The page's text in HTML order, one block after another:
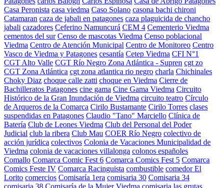
Casa Peronista casa viedma Caso Solano casona bachi chironi
Catamaran caza de jabali en patagones caza plaguicida de chancho
jabali cazadores Ceferino Namuncurá CEM 4 Cementerio Viedma
cementos del sur Censo de mascotas Viedma Censo poblacional
Viedma Centro de Atención Municipal Centro de Monitoreo Centro
Vasco de Viedma y Patagones cesantía Cetep Viedma CFI N°1
CGT Alto Valle CGT Río Negro Zona Atlántica - Supren cgt zo
CGT Zona Atlántica cgt zona atlantica rio negro charla Chichinales
Choky Diaz choque calle zatti choque en Viedma Cierre de
Bachilleratos Patagones cine gama Cine Gama Viedma Circuito
Histórico de la Gran Inundación de Viedma circuito teatro Círculo
de Arqueros de la Comarca Cirilo Bustamante Cirilo Torres clases
suspendidas en Patagones Claudio "Tano" Marciello Clínica de
Batería Club de Leones Viedma Club del Personal del Poder
Judicial club la ribera Club Mau COER Río Negro colectivo de
acción jurídica colectivos Colonia de Vacaciones Municipalidad de
Viedma colonia de vacaciones villalonga colonos españoles
Comallo Comarca Comic Fest 6 Comarca Comics Fest 5 Comarca
Comics Feste IV Comarca Racinguista combustible comedor El
Lorito comercios Comisaría 1era comisaria 30 Comisaria 34
comisaria 38 Comisaría de la Mujer Viedma comisaria las grutas